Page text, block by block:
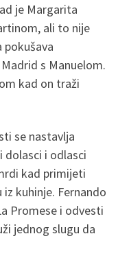
je Margarita
ali to nije
pokušava
s Manuelom.
kad on traži
se nastavlja
dolasci i odlasci
kad primijeti
kuhinje. Fernando
Promese i odvesti
jednog slugu da